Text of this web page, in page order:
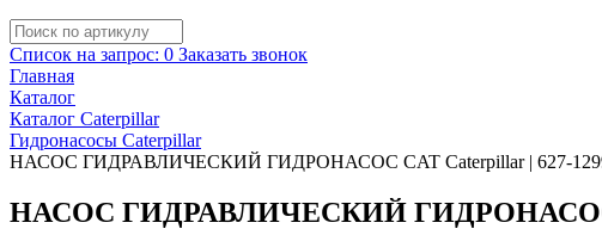
Список на запрос: 0 Заказать звонок
Главная
Каталог
Каталог Caterpillar
Гидронасосы Caterpillar
НАСОС ГИДРАВЛИЧЕСКИЙ ГИДРОНАСОС CAT Caterpillar | 627-
НАСОС ГИДРАВЛИЧЕСКИЙ ГИДРОНАСОС